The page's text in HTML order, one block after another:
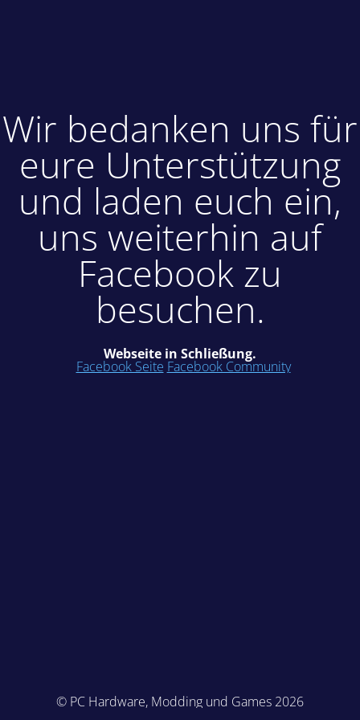
Wir bedanken uns für
eure Unterstützung
und laden euch ein,
uns weiterhin auf
Facebook zu
besuchen.
Webseite in Schließung.
Facebook Seite Facebook Community
© PC Hardware, Modding und Games 2026